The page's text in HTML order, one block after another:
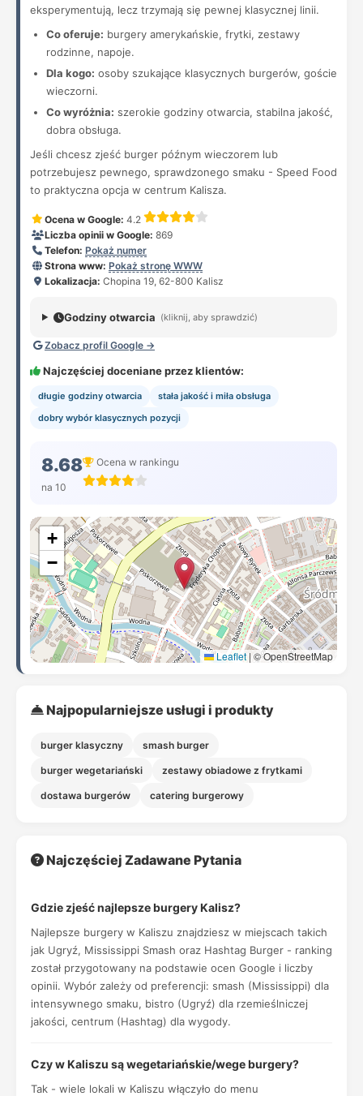
eksperymentują, lecz trzymają się pewnej klasycznej linii.
Co oferuje: burgery amerykańskie, frytki, zestawy
rodzinne, napoje.
Dla kogo: osoby szukające klasycznych burgerów, goście
wieczorni.
Co wyróżnia: szerokie godziny otwarcia, stabilna jakość,
dobra obsługa.
Jeśli chcesz zjeść burger późnym wieczorem lub
potrzebujesz pewnego, sprawdzonego smaku - Speed Food
to praktyczna opcja w centrum Kalisza.
Ocena w Google: 4.2
Liczba opinii w Google: 869
Telefon: Pokaż numer
Strona www: Pokaż stronę WWW
Lokalizacja: Chopina 19, 62-800 Kalisz
Godziny otwarcia (kliknij, aby sprawdzić)
Zobacz profil Google →
Najczęściej doceniane przez klientów:
długie godziny otwarcia
stała jakość i miła obsługa
dobry wybór klasycznych pozycji
8.68
na 10
Ocena w rankingu
+
−
Leaflet | © OpenStreetMap
Najpopularniejsze usługi i produkty
burger klasyczny smash burger
burger wegetariański zestawy obiadowe z frytkami
dostawa burgerów catering burgerowy
Najczęściej Zadawane Pytania
Gdzie zjeść najlepsze burgery Kalisz?
Najlepsze burgery w Kaliszu znajdziesz w miejscach takich
jak Ugryź, Mississippi Smash oraz Hashtag Burger - ranking
został przygotowany na podstawie ocen Google i liczby
opinii. Wybór zależy od preferencji: smash (Mississippi) dla
intensywnego smaku, bistro (Ugryź) dla rzemieślniczej
jakości, centrum (Hashtag) dla wygody.
Czy w Kaliszu są wegetariańskie/wege burgery?
Tak - wiele lokali w Kaliszu włączyło do menu